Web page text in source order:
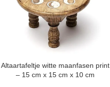
Altaartafeltje witte maanfasen print
– 15 cm x 15 cm x 10 cm